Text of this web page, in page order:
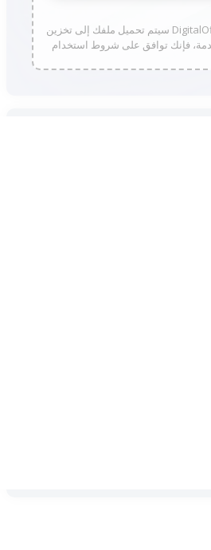
سيتم تحميل ملفك إلى تخزين DigitalOfficePro. باستخدام هذه